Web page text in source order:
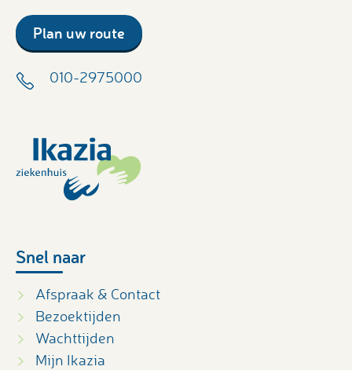
Plan uw route
010-2975000
Snel naar
Afspraak & Contact
Bezoektijden
Wachttijden
Mijn Ikazia